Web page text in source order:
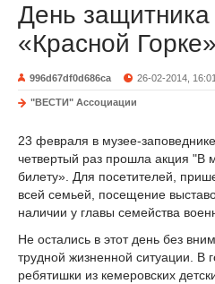
День
«Красной Горке»
996d67df0d686ca 26-02-2014, 16:01
"ВЕСТИ" Ассоциации
23 февраля в музее-
четвертый раз прошла акция "В
билету». Для посетителей,
всей семьей, посещение
наличии у главы семейства
Не остались в этот день без
трудной жизненной ситуации. В
ребятишки из кемеровских